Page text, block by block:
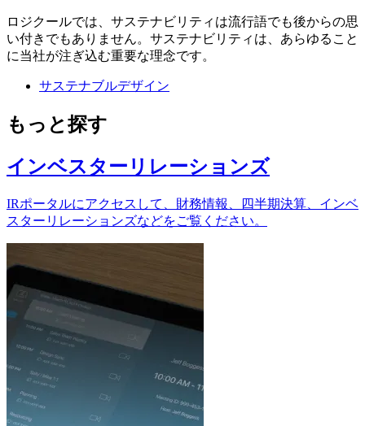
ロジクールでは、サステナビリティは流行語でも後からの思
い付きでもありません。サステナビリティは、あらゆること
に当社が注ぎ込む重要な理念です。
サステナブルデザイン
もっと探す
インベスターリレーションズ
IRポータルにアクセスして、財務情報、四半期決算、インベ
スターリレーションズなどをご覧ください。